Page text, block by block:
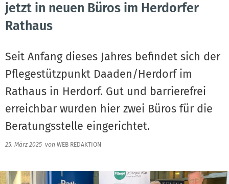
jetzt in neuen Büros im Herdorfer
Rathaus
Seit Anfang dieses Jahres befindet sich der
Pflegestützpunkt Daaden/Herdorf im
Rathaus in Herdorf. Gut und barrierefrei
erreichbar wurden hier zwei Büros für die
Beratungsstelle eingerichtet.
25. März 2025 von WEB REDAKTION